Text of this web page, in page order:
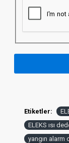
Etiketler:
ELEKS ısı
yangın alarm